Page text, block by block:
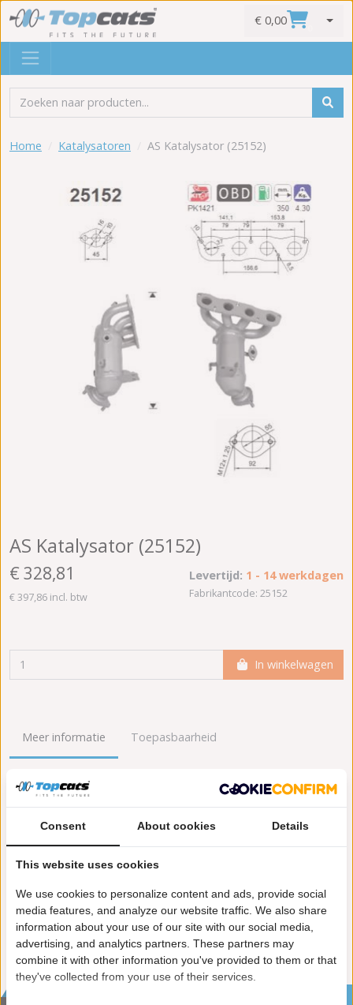
€ 0,00
Home Katalysatoren AS Katalysator (25152)
AS Katalysator (25152)
€ 328,81
€ 397,86 incl. btw
Levertijd: 1 - 14 werkdagen
Fabrikantcode: 25152
In winkelwagen
Meer informatie Toepasbaarheid
Origineel nummers
Lengte [mm]:
Emissienorm:
Conform EG/ECE:
Consent About cookies Details
This website uses cookies
We use cookies to personalize content and ads, provide social
media features, and analyze our website traffic. We also share
information about your use of our site with our social media,
advertising, and analytics partners. These partners may
combine it with other information you've provided to them or that
they've collected from your use of their services.